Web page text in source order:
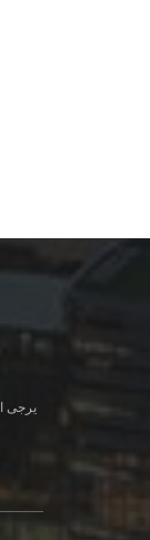
يرجى